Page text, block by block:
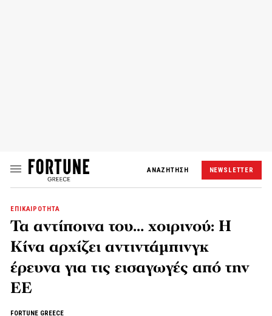
ΑΝΑΖΗΤΗΣΗ NEWSLETTER
ΕΠΙΚΑΙΡΟΤΗΤΑ
Τα αντίποινα του… χοιρινού: Η
Κίνα αρχίζει αντιντάμπινγκ
έρευνα για τις εισαγωγές από την
ΕΕ
FORTUNE GREECE